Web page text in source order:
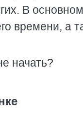
В
времени, а
начать?